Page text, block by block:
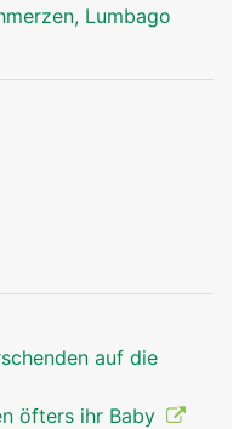
Lumbago
auf die
öfters ihr Baby